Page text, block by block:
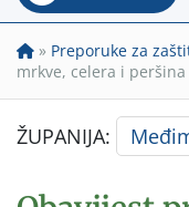
» Preporuke za
mrkve, celera i peršina
ŽUPANIJA: